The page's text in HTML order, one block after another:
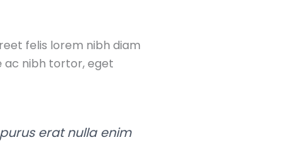
felis lorem nibh diam
ac nibh tortor, eget
erat nulla enim